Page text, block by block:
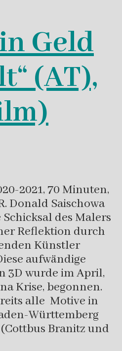
Geld
(AT),
2021, 70 Minuten,
Donald Saischowa
des Malers
Reflektion durch
Künstler
aufwändige
3D wurde im April,
Krise, begonnen.
alle Motive in
Württemberg
Branitz und